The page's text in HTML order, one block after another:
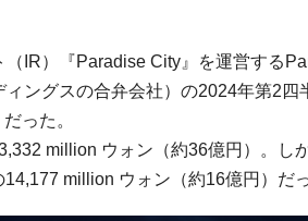
IR）『Paradise City』を運営する
ングスの合弁会社）の2024年第2
った。
million ウォン（約36億円）。し
million ウォン（約16億円）だっ